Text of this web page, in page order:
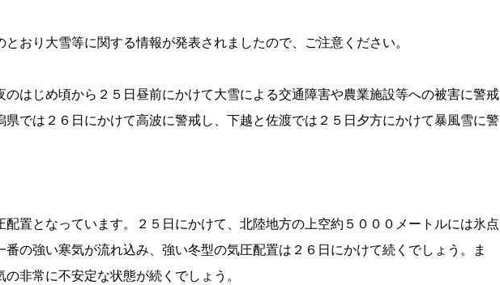
おり大雪等に関する情報が発表されましたので、ご注意ください。
のはじめ頃から２５日昼前にかけて大雪による交通障害や農業施設等への被害に警戒
県では２６日にかけて高波に警戒し、下越と佐渡では２５日夕方にかけて暴風雪に警
配置となっています。２５日にかけて、北陸地方の上空約５０００メートルには氷点
の強い寒気が流れ込み、強い冬型の気圧配置は２６日にかけて続くでしょう。ま
非常に不安定な状態が続くでしょう。